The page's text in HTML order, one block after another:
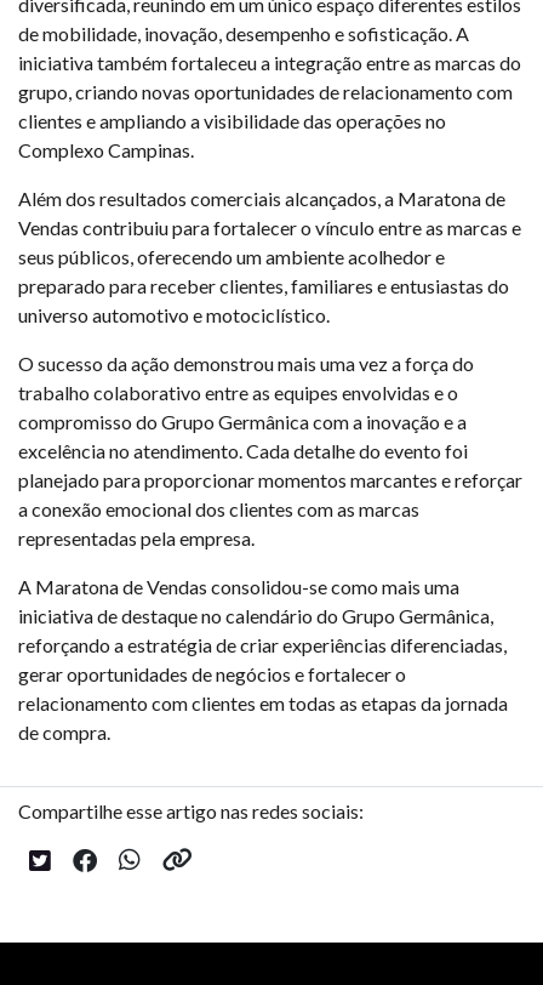
de mobilidade, inovação, desempenho e sofisticação. A
iniciativa também fortaleceu a integração entre as marcas do
grupo, criando novas oportunidades de relacionamento com
clientes e ampliando a visibilidade das operações no
Complexo Campinas.
Além dos resultados comerciais alcançados, a Maratona de
Vendas contribuiu para fortalecer o vínculo entre as marcas e
seus públicos, oferecendo um ambiente acolhedor e
preparado para receber clientes, familiares e entusiastas do
universo automotivo e motociclístico.
O sucesso da ação demonstrou mais uma vez a força do
trabalho colaborativo entre as equipes envolvidas e o
compromisso do Grupo Germânica com a inovação e a
excelência no atendimento. Cada detalhe do evento foi
planejado para proporcionar momentos marcantes e reforçar
a conexão emocional dos clientes com as marcas
representadas pela empresa.
A Maratona de Vendas consolidou-se como mais uma
iniciativa de destaque no calendário do Grupo Germânica,
reforçando a estratégia de criar experiências diferenciadas,
gerar oportunidades de negócios e fortalecer o
relacionamento com clientes em todas as etapas da jornada
de compra.
Compartilhe esse artigo nas redes sociais: